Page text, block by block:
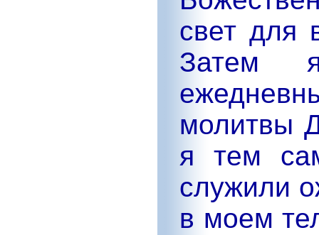
свет для
Затем
молитвы
я тем
служили
в моем